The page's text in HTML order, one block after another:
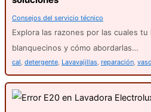
Consejos del servicio técnico
Explora las razones por las cuales tu
blanquecinos y cómo abordarlas…
cal, detergente, Lavavajillas, reparación,